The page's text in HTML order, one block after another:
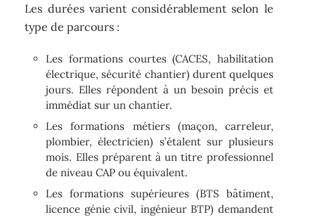
Les durées varient considérablement selon le
type de parcours :
Les formations courtes (CACES, habilitation
électrique, sécurité chantier) durent quelques
jours. Elles répondent à un besoin précis et
immédiat sur un chantier.
Les formations métiers (maçon, carreleur,
plombier, électricien) s’étalent sur plusieurs
mois. Elles préparent à un titre professionnel
de niveau CAP ou équivalent.
Les formations supérieures (BTS bâtiment,
licence génie civil, ingénieur BTP) demandent